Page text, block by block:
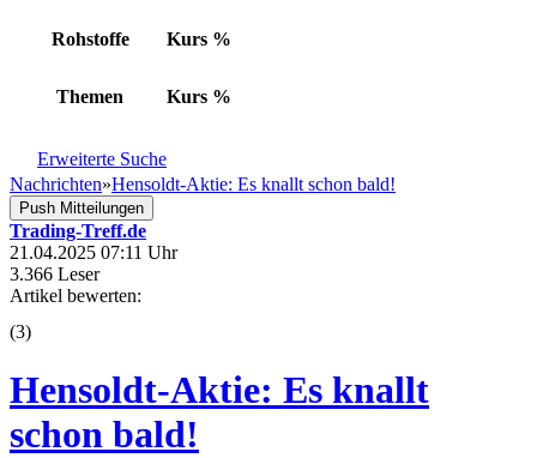
Rohstoffe Kurs %
Themen Kurs %
Erweiterte Suche
Nachrichten»Hensoldt-Aktie: Es knallt schon bald!
Push Mitteilungen
Trading-Treff.de
21.04.2025 07:11 Uhr
3.366 Leser
Artikel bewerten:
(3)
Hensoldt-Aktie: Es knallt
schon bald!